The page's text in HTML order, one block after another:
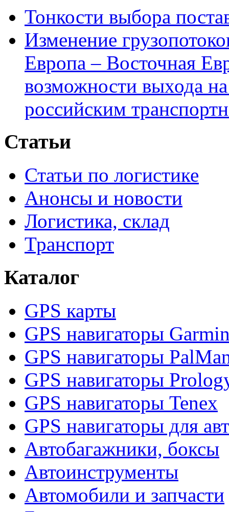
Тонкости выбора
Изменение
Европа – Восточная
возможности выхода
российским
Статьи
Статьи по логистике
Анонсы и новости
Логистика, склад
Транспорт
Каталог
GPS карты
GPS навигаторы
GPS навигаторы
GPS навигаторы
GPS навигаторы Tenex
GPS навигаторы для
Автобагажники, боксы
Автоинструменты
Автомобили и запчасти